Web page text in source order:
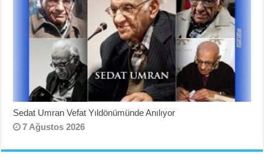
Sedat Umran Vefat Yıldönümünde Anılıyor
7 Ağustos 2026